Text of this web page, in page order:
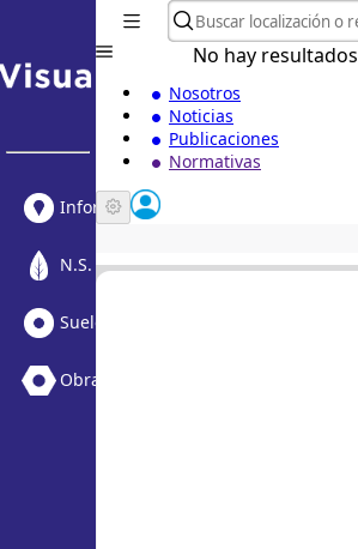
Informe Urbanístico
N.S. Medioambiental
Suelo Vacante + Obras
Obras
No hay resultados
Nosotros
Noticias
Publicaciones
Normativas